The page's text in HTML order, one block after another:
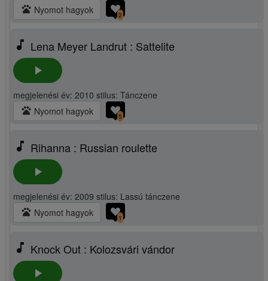
pets Nyomot hagyok 2
music_note Lena Meyer Landrut : Sattelite
play_arrow
megjelenési év: 2010 stilus: Tánczene
pets Nyomot hagyok 5
music_note Rihanna : Russian roulette
play_arrow
megjelenési év: 2009 stilus: Lassú tánczene
pets Nyomot hagyok 1
music_note Knock Out : Kolozsvári vándor
play_arrow